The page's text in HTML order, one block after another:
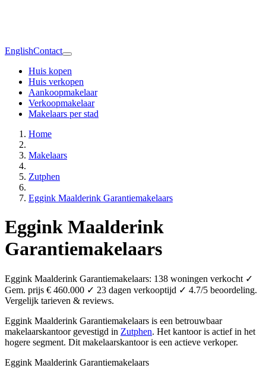
EnglishContact
Huis kopen
Huis verkopen
Aankoopmakelaar
Verkoopmakelaar
Makelaars per stad
Home
Makelaars
Zutphen
Eggink Maalderink Garantiemakelaars
Eggink Maalderink
Garantiemakelaars
Eggink Maalderink Garantiemakelaars: 138 woningen verkocht ✓
Gem. prijs € 460.000 ✓ 23 dagen verkooptijd ✓ 4.7/5 beoordeling.
Vergelijk tarieven & reviews.
Eggink Maalderink Garantiemakelaars is een betrouwbaar
makelaarskantoor gevestigd in Zutphen. Het kantoor is actief in het
hogere segment. Dit makelaarskantoor is een actieve verkoper.
Eggink Maalderink Garantiemakelaars